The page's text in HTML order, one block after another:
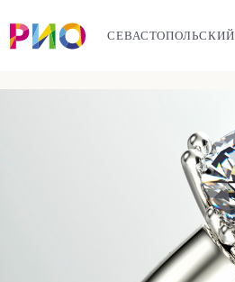
СЕВАСТОПОЛЬСКИЙ